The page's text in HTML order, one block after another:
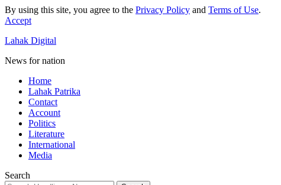
By using this site, you agree to the Privacy Policy and Terms of Use.
Accept
Lahak Digital
News for nation
Home
Lahak Patrika
Contact
Account
Politics
Literature
International
Media
Search